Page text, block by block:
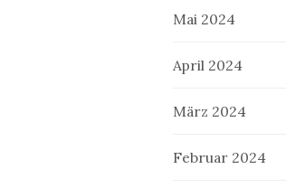
Mai 2024
April 2024
März 2024
Februar 2024